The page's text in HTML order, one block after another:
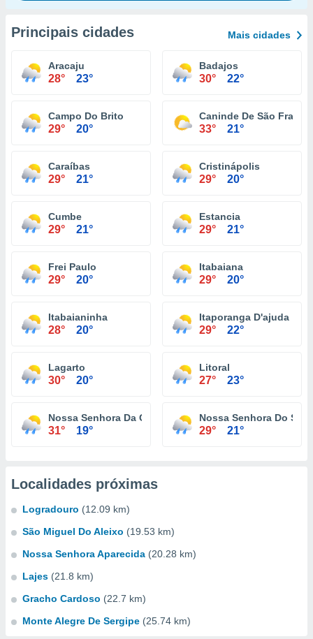
Principais cidades Mais cidades
Aracaju
28° 23°
Badajos
30° 22°
Campo Do Brito
29° 20°
Caninde De São
33° 21°
Caraíbas
29° 21°
Cristinápolis
29° 20°
Cumbe
29° 21°
Estancia
29° 21°
Frei Paulo
29° 20°
Itabaiana
29° 20°
Itabaianinha
28° 20°
Itaporanga D'ajuda
29° 22°
Lagarto
30° 20°
Litoral
27° 23°
Nossa Senhora Da Glória
31° 19°
Nossa Senhora Do
29° 21°
Localidades próximas
Logradouro (12.09 km)
São Miguel Do Aleixo (19.53 km)
Nossa Senhora Aparecida (20.28 km)
Lajes (21.8 km)
Gracho Cardoso (22.7 km)
Monte Alegre De Sergipe (25.74 km)